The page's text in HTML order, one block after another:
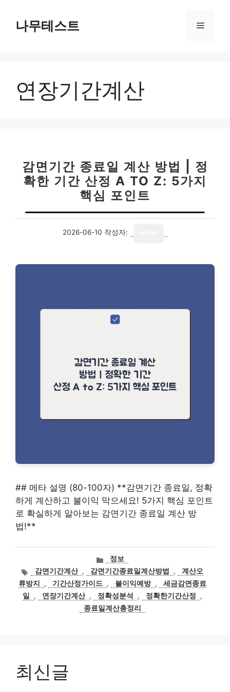
나무테스트 메
연장기간계산
감면기간 종료일 계산 방법 | 정
확한 기간 산정 A TO Z: 5가지
핵심 포인트
2026-06-10 작성자:
## 메타 설명 (80-100자) **감면기간 종료일, 정확
하게 계산하고 불이익 막으세요! 5가지 핵심 포인트
로 확실하게 알아보는 감면기간 종료일 계산 방
법!**
카
테
고
리
정보
태
그
감면기간계산 , 감면기간종료일계산방법 ,
계산오
류방지
, 기간산정가이드 , 불이익예방 ,
세금감면종료
일
, 연장기간계산 , 정확성분석 , 정확한기간산정
,
종료일계산총정리
최신글